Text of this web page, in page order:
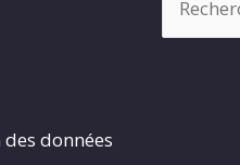
données